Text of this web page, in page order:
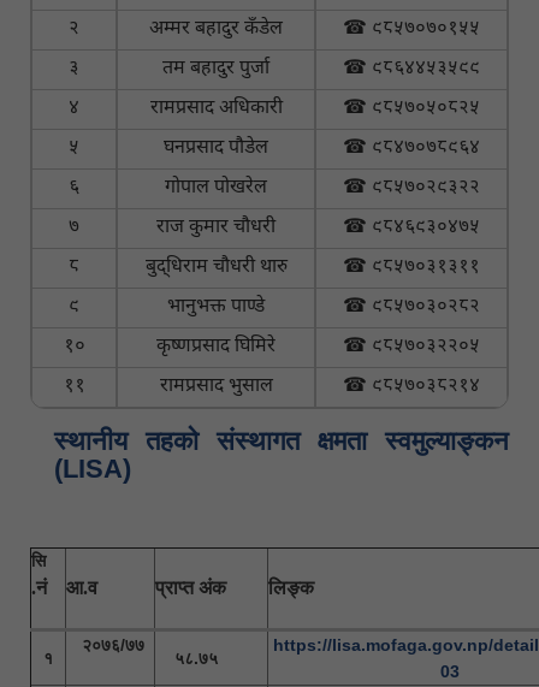
२
अम्मर बहादुर कँडेल
☎ ९८५७०७०१५५
३
तम बहादुर पुर्जा
☎ ९८६४४५३५९९
४
रामप्रसाद अधिकारी
☎ ९८५७०५०८२५
५
घनप्रसाद पौडेल
☎ ९८४७०७८९६४
६
गोपाल पोखरेल
☎ ९८५७०२९३२२
७
राज कुमार चौधरी
☎ ९८४६९३०४७५
८
बुद्धिराम चौधरी थारु
☎ ९८५७०३१३११
९
भानुभक्त पाण्डे
☎ ९८५७०३०२८२
१०
कृष्णप्रसाद घिमिरे
☎ ९८५७०३२२०५
११
रामप्रसाद भुसाल ☎ ९८५७०३८२१४
स्थानीय तहकाे संस्थागत क्षमता स्वमुल्याङ्कन
(LISA)
सि
.नं आ.व प्राप्त अंक लिङ्क
१
२०७६/७७
५८.७५
https://lisa.mofaga.gov.np/
03